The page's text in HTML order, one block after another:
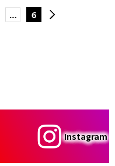
… 6
Instagram